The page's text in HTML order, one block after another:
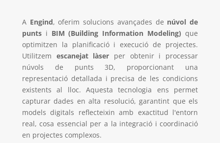
A Engind, oferim solucions avançades de núvol de
puntsi BIM (Building Information Modeling) que
optimitzen la planificació i execució de projectes.
Utilitzem escanejat làser per obtenir i processar
núvols de punts 3D, proporcionant una
representació detallada i precisa de les condicions
existents al lloc. Aquesta tecnologia ens permet
capturar dades en alta resolució, garantint que els
models digitals reflecteixin amb exactitud l'entorn
real, cosa essencial per a la integració i coordinació
en projectes complexos.